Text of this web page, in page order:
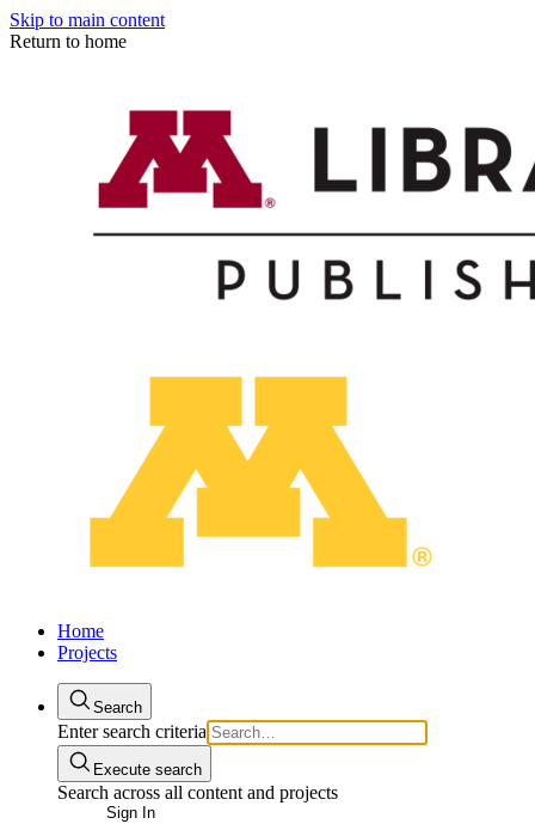
Skip to main content
Return to home
Home
Projects
Search
Enter search criteria
Execute search
Search across all content and projects
Sign In